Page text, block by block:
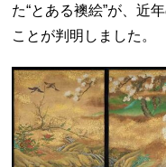
た“とある襖絵”が、近
ことが判明しました。